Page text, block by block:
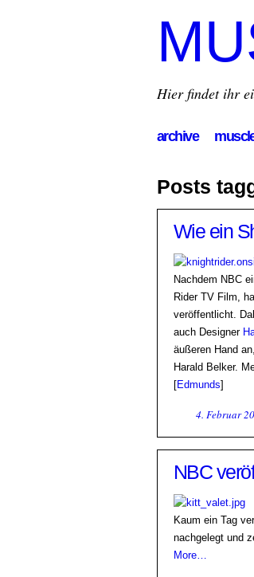
Hier findet ihr
archive
Posts
Wie ein
Nachdem NBC
Rider TV Film,
veröffentlicht.
auch Designer
äußeren Hand
Harald Belker.
[Edmunds]
4. Februar
NBC
Kaum ein Tag
nachgelegt und
More…